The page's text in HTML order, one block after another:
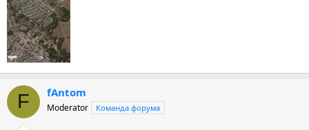
F fAntom
Moderator Команда форума